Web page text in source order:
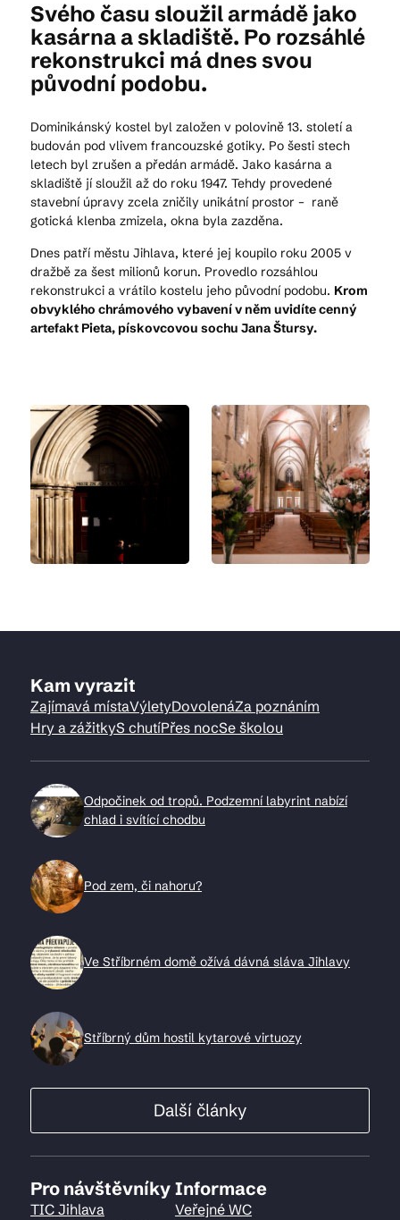
Svého času sloužil armádě jako
kasárna a skladiště. Po rozsáhlé
rekonstrukci má dnes svou
původní podobu.
Dominikánský kostel byl založen v polovině 13. století a
budován pod vlivem francouzské gotiky. Po šesti stech
letech byl zrušen a předán armádě. Jako kasárna a
skladiště jí sloužil až do roku 1947. Tehdy provedené
stavební úpravy zcela zničily unikátní prostor – raně
gotická klenba zmizela, okna byla zazděna.
Dnes patří městu Jihlava, které jej koupilo roku 2005 v
dražbě za šest milionů korun. Provedlo rozsáhlou
rekonstrukci a vrátilo kostelu jeho původní podobu. Krom
obvyklého chrámového vybavení v něm uvidíte cenný
artefakt Pieta, pískovcovou sochu Jana Štursy.
Kam vyrazit
Zajímavá místaVýletyDovolenáZa poznáním
Hry a zážitkyS chutíPřes nocSe školou
Odpočinek od tropů. Podzemní labyrint nabízí
chlad i svítící chodbu
Pod zem, či nahoru?
Ve Stříbrném domě ožívá dávná sláva Jihlavy
Stříbrný dům hostil kytarové virtuozy
Další články
Pro návštěvníky
TIC Jihlava
Informace
Veřejné WC